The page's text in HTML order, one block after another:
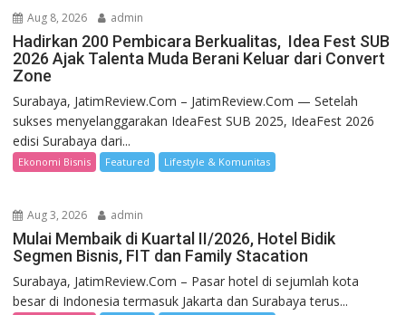
Aug 8, 2026 admin
Hadirkan 200 Pembicara Berkualitas, Idea Fest SUB
2026 Ajak Talenta Muda Berani Keluar dari Convert
Zone
Surabaya, JatimReview.Com – JatimReview.Com — Setelah
sukses menyelanggarakan IdeaFest SUB 2025, IdeaFest 2026
edisi Surabaya dari...
Ekonomi Bisnis Featured Lifestyle & Komunitas
Aug 3, 2026 admin
Mulai Membaik di Kuartal II/2026, Hotel Bidik
Segmen Bisnis, FIT dan Family Stacation
Surabaya, JatimReview.Com – Pasar hotel di sejumlah kota
besar di Indonesia termasuk Jakarta dan Surabaya terus...